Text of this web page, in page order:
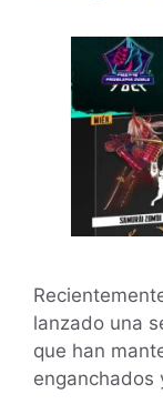
lanzado una
que han
enganchados